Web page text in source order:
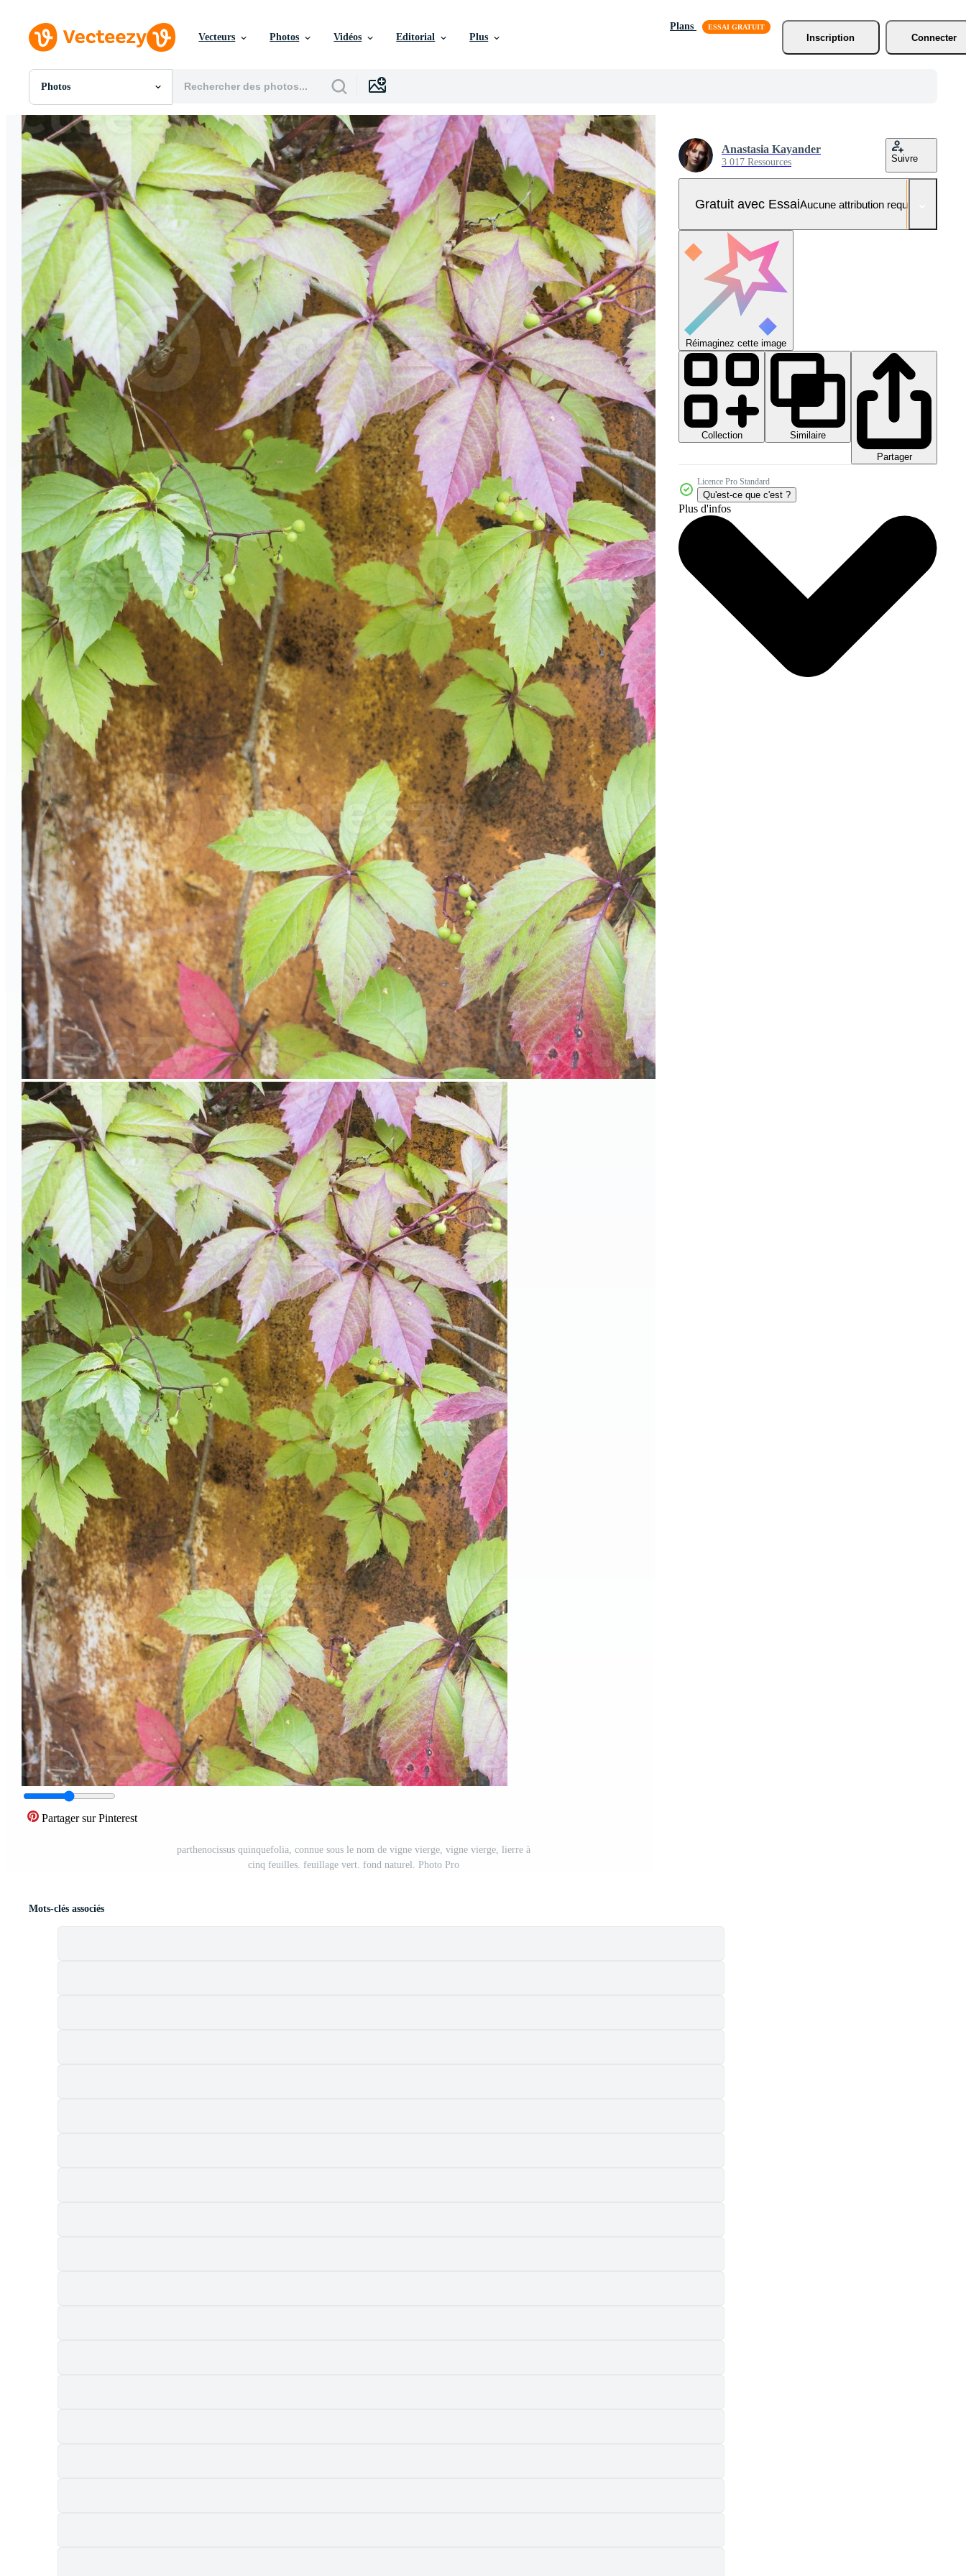
Vecteurs Photos Vidéos Editorial Plus
Plans
Inscription
Connecter
Photos
Toutes Images
Photos
PNGs
PSDs
SVGs
Modèles
Vecteurs
Vidéos
Motion graphics
Images Éditoriales
Événements Éditoriaux
Partager sur Pinterest
parthenocissus quinquefolia, connue sous le nom de vigne vierge, vigne vierge, lierre à
cinq feuilles. feuillage vert. fond naturel. Photo Pro
Anastasia Kayander
3 017 Ressources Suivre
Gratuit avec EssaiAucune attribution requise
Réimaginez cette image
Collection
Similaire
Partager
Licence Pro Standard
Qu'est-ce que c'est ?
Plus d'infos
Mots-clés associés